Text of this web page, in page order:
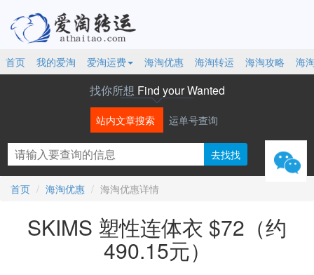
首页 我的爱淘 爱淘运费 海淘优惠 海淘转运 海淘攻略 海
找你所想 Find your Wanted
站内文章搜索 运单号查询
首页 海淘优惠 海淘优惠详情
SKIMS 塑性连体衣 $72（约
490.15元）